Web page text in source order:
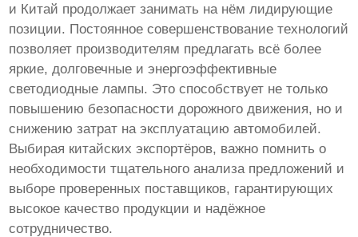
и Китай продолжает занимать на нём лидирующие
позиции. Постоянное совершенствование технологий
позволяет производителям предлагать всё более
яркие, долговечные и энергоэффективные
светодиодные лампы. Это способствует не только
повышению безопасности дорожного движения, но и
снижению затрат на эксплуатацию автомобилей.
Выбирая китайских экспортёров, важно помнить о
необходимости тщательного анализа предложений и
выборе проверенных поставщиков, гарантирующих
высокое качество продукции и надёжное
сотрудничество.